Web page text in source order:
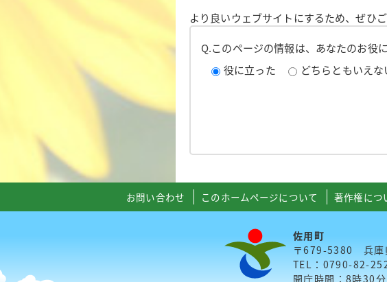
より良いウェブサイトにするため、ぜひご
Q.このページの情報は、あなたのお役
役に立った
どちらともいえな
お問い合わせ このホームページについて 著作権につ
佐用町
〒679-5380 兵庫
TEL：0790-82-
開庁時間：8時30